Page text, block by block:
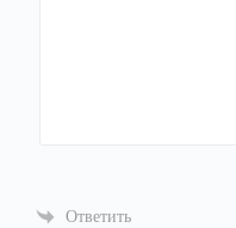
Ответить